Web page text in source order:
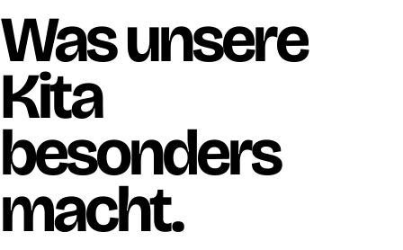
Was unsere
Kita
besonders
macht.